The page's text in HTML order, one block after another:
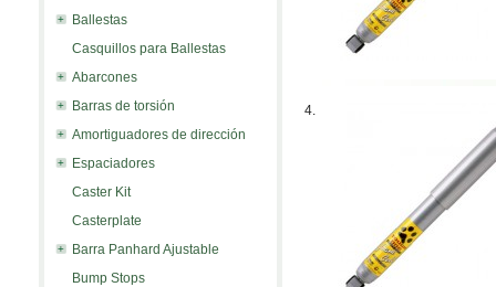
Ballestas
Casquillos para Ballestas
Abarcones
Barras de torsión
Amortiguadores de dirección
Espaciadores
Caster Kit
Casterplate
Barra Panhard Ajustable
Bump Stops
4.